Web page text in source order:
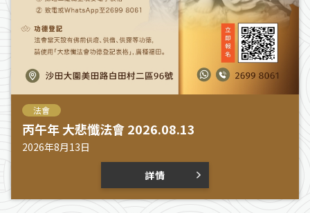
法會
丙午年 大悲懺法會 2026.08.13
2026年8月13日
詳情